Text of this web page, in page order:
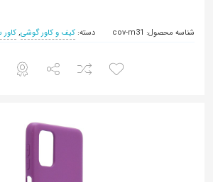
شناسه محصول: cov-m31 دسته: کیف و کاور گوشی,